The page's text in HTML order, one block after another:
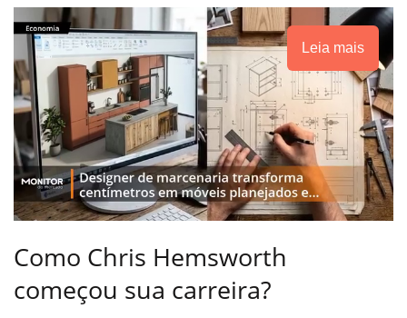
Leia mais
Como Chris Hemsworth
começou sua carreira?